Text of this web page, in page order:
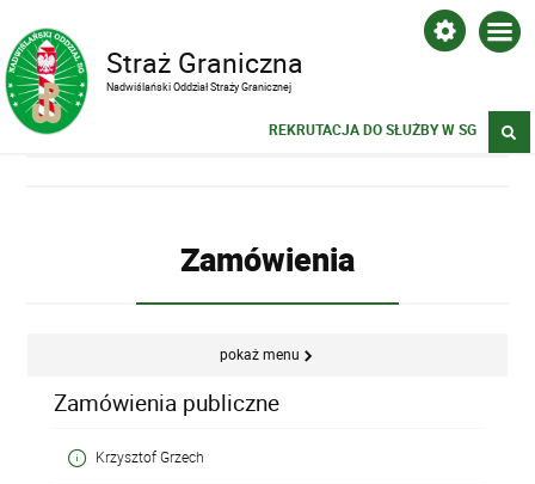
Straż Graniczna
Nadwiślański Oddział Straży Granicznej
REKRUTACJA DO SŁUŻBY W SG
Zamówienia
pokaż menu
Zamówienia publiczne
Krzysztof Grzech